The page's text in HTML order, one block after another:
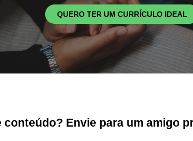
QUERO TER UM CURRÍCULO IDEAL
conteúdo? Envie para um amigo